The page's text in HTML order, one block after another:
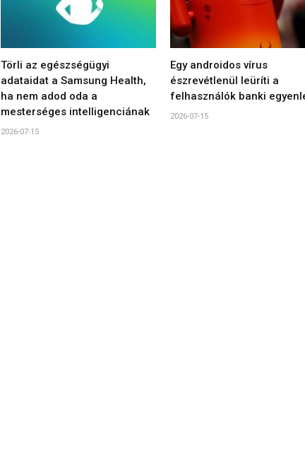
Törli az egészségügyi
adataidat a Samsung Health,
ha nem adod oda a
mesterséges intelligenciának
2026-07-15
Egy androidos vírus
észrevétlenül leüríti a
felhasználók banki
2026-07-15